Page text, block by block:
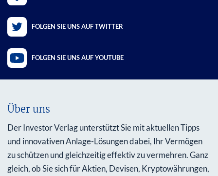
FOLGEN SIE UNS AUF TWITTER
FOLGEN SIE UNS AUF YOUTUBE
Über uns
Der Investor Verlag unterstützt Sie mit aktuellen Tipps
und innovativen Anlage-Lösungen dabei, Ihr Vermögen
zu schützen und gleichzeitig effektiv zu vermehren. Ganz
gleich, ob Sie sich für Aktien, Devisen, Kryptowährungen,